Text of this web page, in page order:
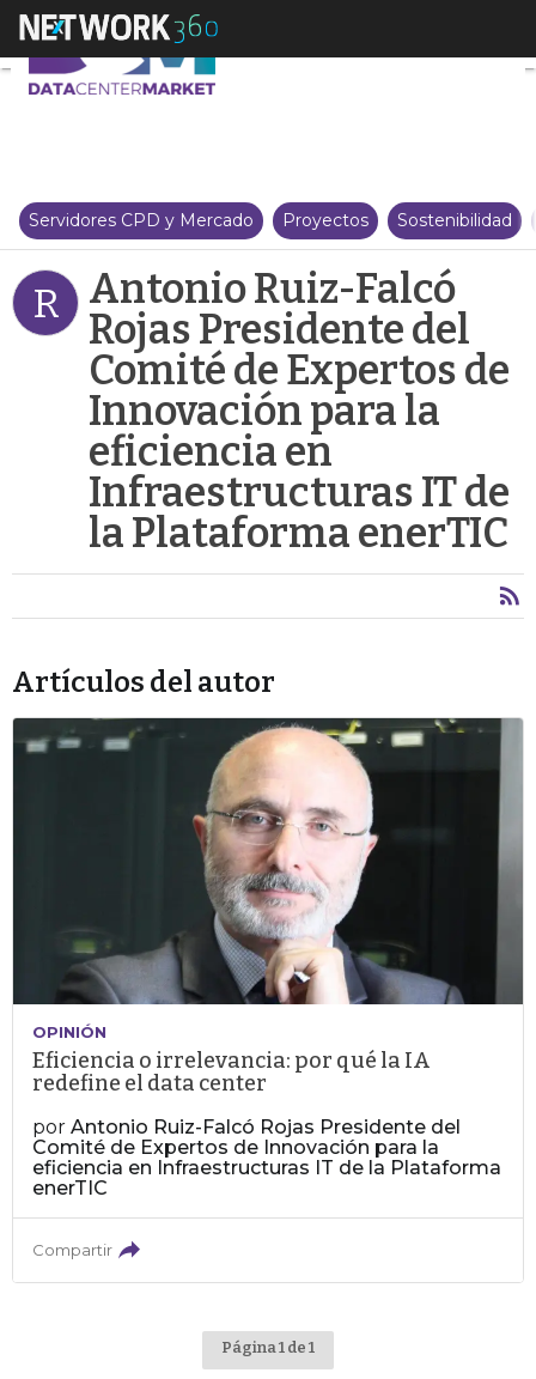
Antonio Ruiz-Falcó Rojas
Servidores CPD y Mercado Proyectos Sostenibilidad
R
Antonio Ruiz-Falcó
Rojas Presidente del
Comité de Expertos de
Innovación para la
eficiencia en
Infraestructuras IT de
la Plataforma enerTIC
Artículos del autor
OPINIÓN
Eficiencia o irrelevancia: por qué la IA
redefine el data center
porAntonio Ruiz-Falcó Rojas Presidente del
Comité de Expertos de Innovación para la
eficiencia en Infraestructuras IT de la Plataforma
enerTIC
Compartir
Página 1 de 1